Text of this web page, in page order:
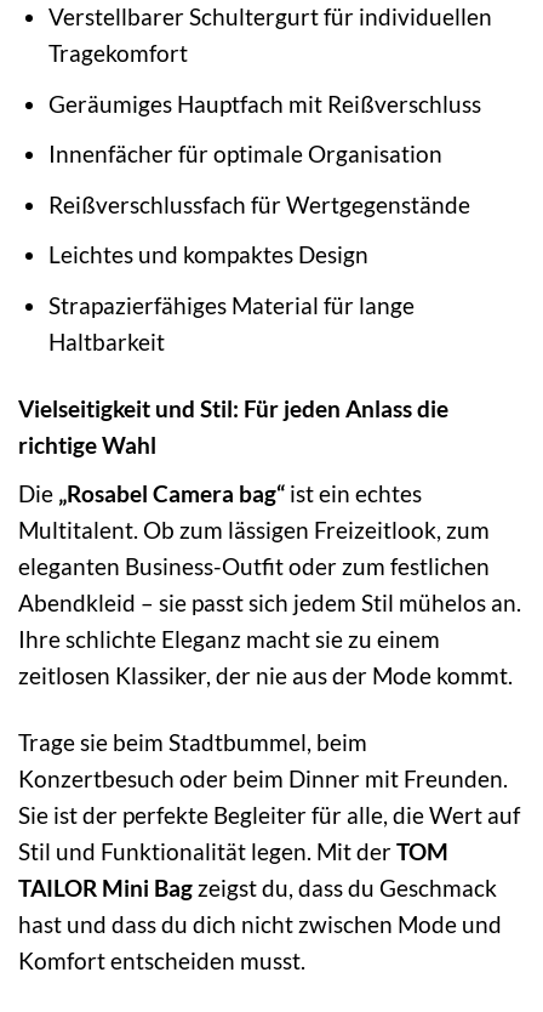
Verstellbarer Schultergurt für individuellen
Tragekomfort
Geräumiges Hauptfach mit Reißverschluss
Innenfächer für optimale Organisation
Reißverschlussfach für Wertgegenstände
Leichtes und kompaktes Design
Strapazierfähiges Material für lange
Haltbarkeit
Vielseitigkeit und Stil: Für jeden Anlass die
richtige Wahl
Die „Rosabel Camera bag“ ist ein echtes
Multitalent. Ob zum lässigen Freizeitlook, zum
eleganten Business-Outfit oder zum festlichen
Abendkleid – sie passt sich jedem Stil mühelos an.
Ihre schlichte Eleganz macht sie zu einem
zeitlosen Klassiker, der nie aus der Mode kommt.
Trage sie beim Stadtbummel, beim
Konzertbesuch oder beim Dinner mit Freunden.
Sie ist der perfekte Begleiter für alle, die Wert auf
Stil und Funktionalität legen. Mit derTOM
TAILOR Mini Bag zeigst du, dass du Geschmack
hast und dass du dich nicht zwischen Mode und
Komfort entscheiden musst.